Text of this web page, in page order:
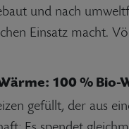
und nach
Einsatz macht.
100 % Bio-
gefüllt, der aus